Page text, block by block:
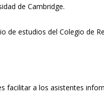
de Cambridge.
de estudios del Colegio de
facilitar a los asistentes